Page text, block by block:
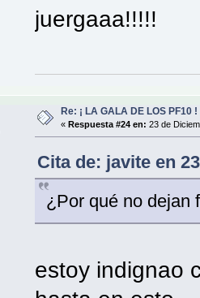
juergaaa!!!!!
Re: ¡ LA GALA DE LOS PF10 !
«Respuesta #24 en: 23 de
Cita de: javite en
¿Por qué no dejan
estoy indignao